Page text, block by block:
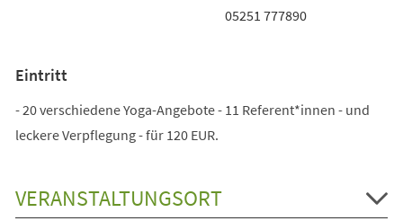
05251 777890
Eintritt
- 20 verschiedene Yoga-Angebote - 11 Referent*innen - und
leckere Verpflegung - für 120 EUR.
VERANSTALTUNGSORT